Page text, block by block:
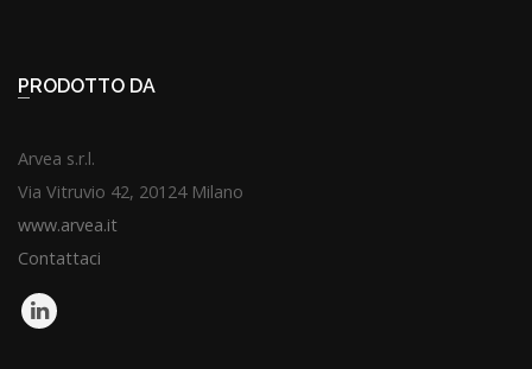
PRODOTTO DA
Arvea s.r.l.
Via Vitruvio 42, 20124 Milano
www.arvea.it
Contattaci